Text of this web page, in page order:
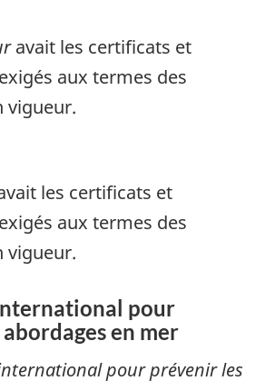
avait les certificats et
aux termes des
vigueur.
les certificats et
aux termes des
vigueur.
pour
en mer
pour prévenir les